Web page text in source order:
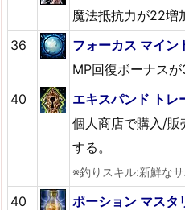
魔法抵抗力が22増
36
フォーカス マイン
MP回復ボーナスが
40
エキスパンド トレ
個人商店で購入/販
する。
※釣りスキル:新鮮な
40
ポーション マスタ